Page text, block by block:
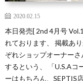
2020.02.15
本日発売[ 2nd 4月号
れております、 掲載あ
ぞれショップオーナー
するという、 「U.S.A
ーはもちろん、SEPTIS